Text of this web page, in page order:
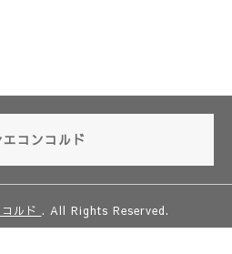
エコンコルド
ルド . All Rights Reserved.